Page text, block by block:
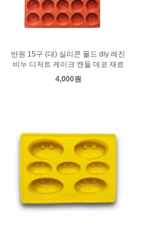
반원 15구 (대) 실리콘 몰드 diy 레진
비누 디저트 케이크 캔들 데코 재료
4,000원